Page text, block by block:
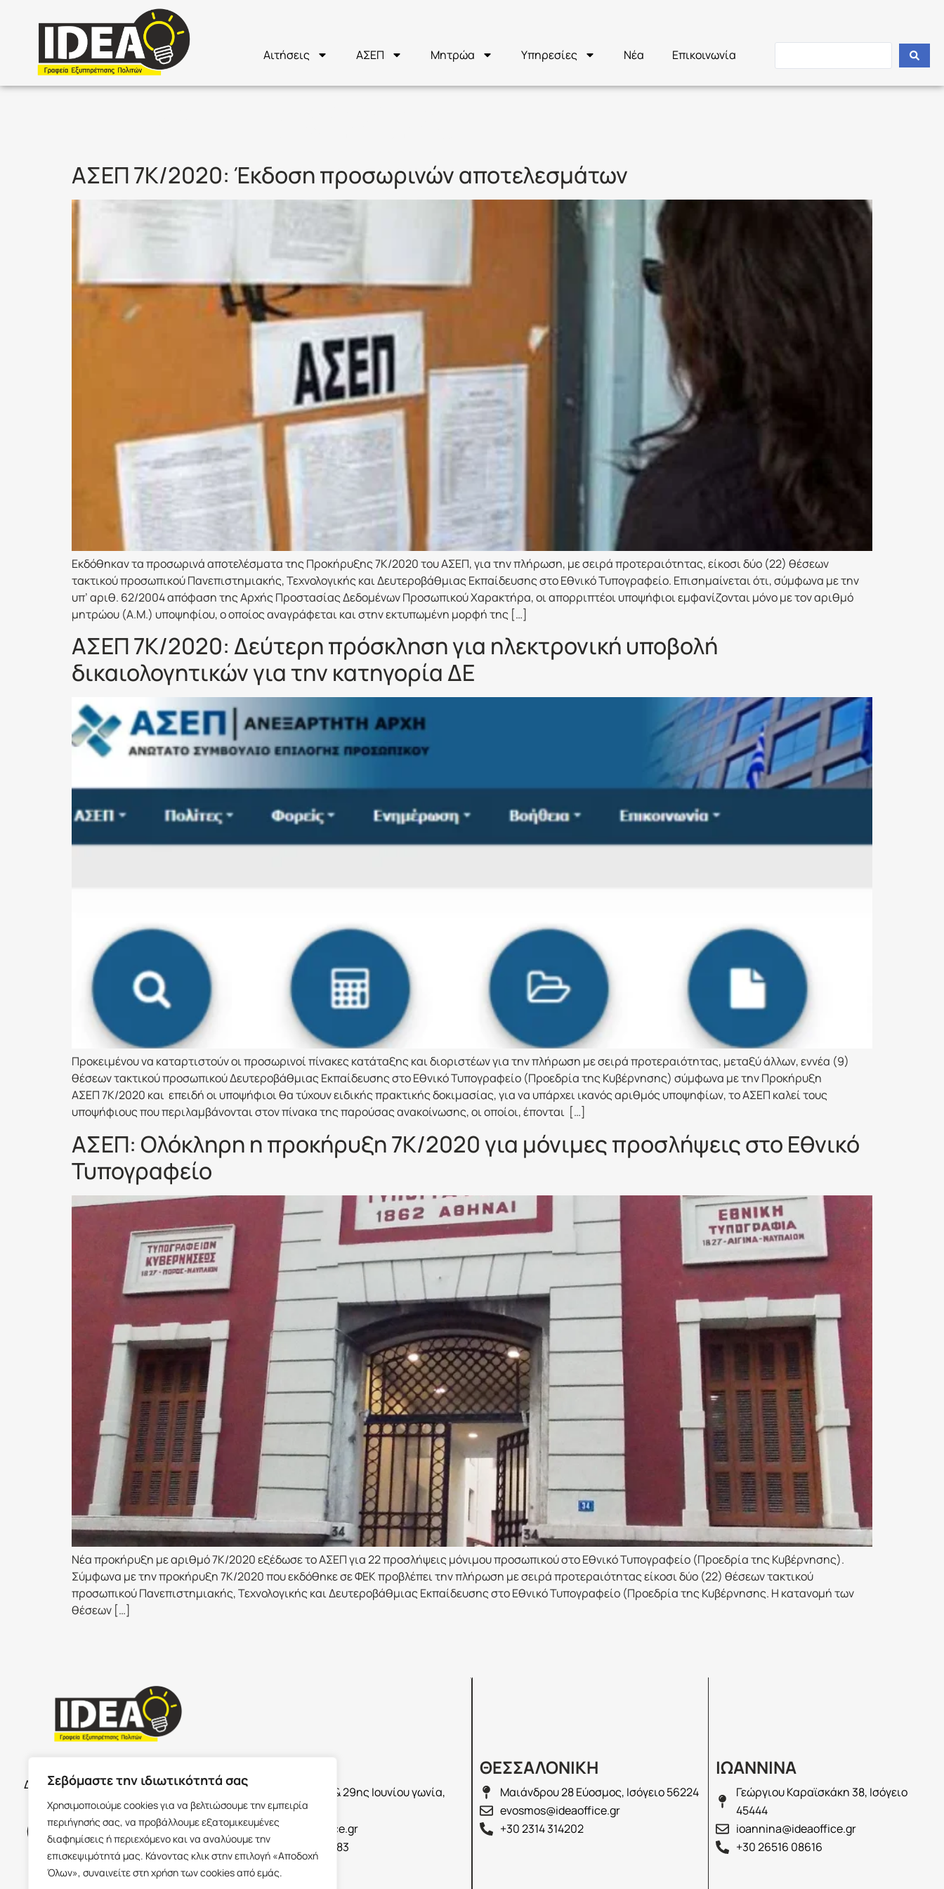
Σεβόμαστε την ιδιωτικότητά σας
Χρησιμοποιούμε cookies για να βελτιώσουμε την εμπειρία
περιήγησής σας, να προβάλλουμε εξατομικευμένες
διαφημίσεις ή περιεχόμενο και να αναλύουμε την
επισκεψιμότητά μας. Κάνοντας κλικ στην επιλογή «Αποδοχή
Όλων», συναινείτε στη χρήση των cookies από εμάς.
Αιτήσεις ΑΣΕΠ Μητρώα Υπηρεσίες Νέα Επικοινωνία
ΑΣΕΠ 7Κ/2020: Έκδοση προσωρινών αποτελεσμάτων
Εκδόθηκαν τα προσωρινά αποτελέσματα της Προκήρυξης 7Κ/2020 του ΑΣΕΠ, για την πλήρωση, με σειρά προτεραιότητας, είκοσι δύο (22) θέσεων
τακτικού προσωπικού Πανεπιστημιακής, Τεχνολογικής και Δευτεροβάθμιας Εκπαίδευσης στο Εθνικό Τυπογραφείο. Επισημαίνεται ότι, σύμφωνα με την
υπ’ αριθ. 62/2004 απόφαση της Αρχής Προστασίας Δεδομένων Προσωπικού Χαρακτήρα, οι απορριπτέοι υποψήφιοι εμφανίζονται μόνο με τον αριθμό
μητρώου (Α.Μ.) υποψηφίου, ο οποίος αναγράφεται και στην εκτυπωμένη μορφή της […]
ΑΣΕΠ 7Κ/2020: Δεύτερη πρόσκληση για ηλεκτρονική υποβολή
δικαιολογητικών για την κατηγορία ΔΕ
Προκειμένου να καταρτιστούν οι προσωρινοί πίνακες κατάταξης και διοριστέων για την πλήρωση με σειρά προτεραιότητας, μεταξύ άλλων, εννέα (9)
θέσεων τακτικού προσωπικού Δευτεροβάθμιας Εκπαίδευσης στο Εθνικό Τυπογραφείο (Προεδρία της Κυβέρνησης) σύμφωνα με την Προκήρυξη
ΑΣΕΠ 7Κ/2020 και επειδή οι υποψήφιοι θα τύχουν ειδικής πρακτικής δοκιμασίας, για να υπάρχει ικανός αριθμός υποψηφίων, το ΑΣΕΠ καλεί τους
υποψήφιους που περιλαμβάνονται στον πίνακα της παρούσας ανακοίνωσης, οι οποίοι, έπονται […]
ΑΣΕΠ: Ολόκληρη η προκήρυξη 7Κ/2020 για μόνιμες προσλήψεις στο Εθνικό
Τυπογραφείο
Νέα προκήρυξη με αριθμό 7Κ/2020 εξέδωσε το ΑΣΕΠ για 22 προσλήψεις μόνιμου προσωπικού στο Εθνικό Τυπογραφείο (Προεδρία της Κυβέρνησης).
Σύμφωνα με την προκήρυξη 7Κ/2020 που εκδόθηκε σε ΦΕΚ προβλέπει την πλήρωση με σειρά προτεραιότητας είκοσι δύο (22) θέσεων τακτικού
προσωπικού Πανεπιστημιακής, Τεχνολογικής και Δευτεροβάθμιας Εκπαίδευσης στο Εθνικό Τυπογραφείο (Προεδρία της Κυβέρνησης. Η κατανομή των
θέσεων […]
Δευτέρα με Παρασκευή 09:00-17:00
Παύλου Μελά & 29ης Ιουνίου γωνία,
Ισόγειο 62100
info@ideaoffice.gr
+30 23213 02583
ΘΕΣΣΑΛΟΝΙΚΗ
Μαιάνδρου 28 Εύοσμος, Ισόγειο 56224
evosmos@ideaoffice.gr
+30 2314 314202
ΙΩΑΝΝΙΝΑ
Γεώργιου Καραϊσκάκη 38, Ισόγειο
45444
ioannina@ideaoffice.gr
+30 26516 08616